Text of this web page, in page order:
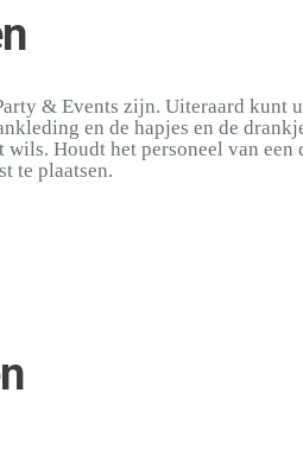
& Events zijn. Uiteraard kunt
en de hapjes en de
Houdt het personeel van een
te plaatsen.